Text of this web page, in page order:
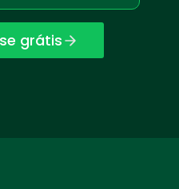
grátis